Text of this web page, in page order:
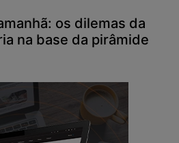
os dilemas da
na base da pirâmide